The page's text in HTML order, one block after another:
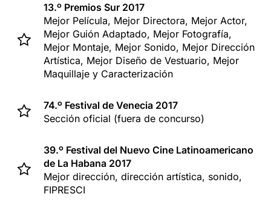
13.º Premios Sur 2017
Mejor Película, Mejor Directora, Mejor Actor,
Mejor Guión Adaptado, Mejor Fotografía,
Mejor Montaje, Mejor Sonido, Mejor Dirección
Artística, Mejor Diseño de Vestuario, Mejor
Maquillaje y Caracterización
74.º Festival de Venecia 2017
Sección oficial (fuera de concurso)
39.º Festival del Nuevo Cine Latinoamericano
de La Habana 2017
Mejor dirección, dirección artística, sonido,
FIPRESCI